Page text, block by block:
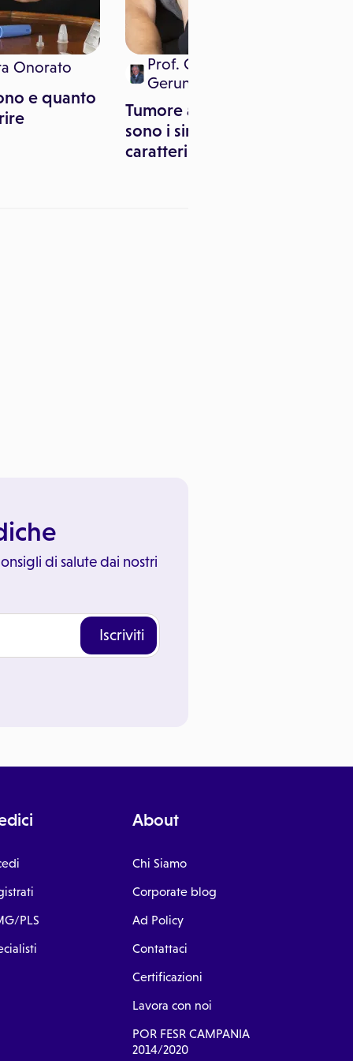
Onorato
e quanto
Prof. Giorgio Enrico
Gerunda
Tumore al pancreas: quali
sono i sintomi
caratteristici?
di salute dai nostri
Iscriviti
PLS
About
Chi Siamo
Corporate blog
Ad Policy
Contattaci
Certificazioni
Lavora con noi
POR FESR CAMPANIA
2014/2020